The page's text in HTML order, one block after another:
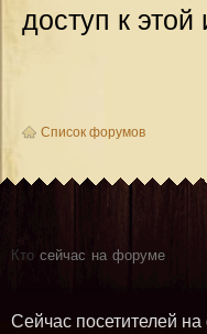
доступ к
Список форумов
Кто сейчас на форуме
Сейчас посетителей